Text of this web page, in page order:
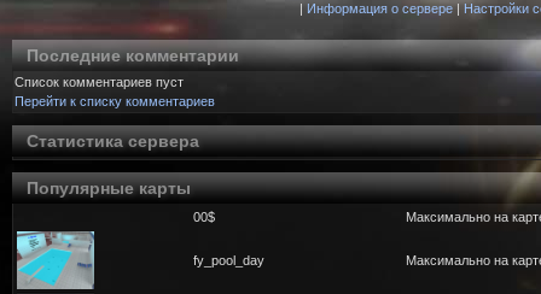
| Информация о сервере| Настройки
Последние комментарии
Список комментариев пуст
Перейти к списку комментариев
Статистика сервера
Популярные карты
00$ Максимально на
fy_pool_day Максимально на